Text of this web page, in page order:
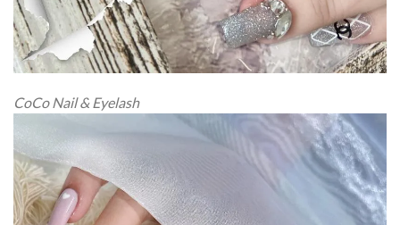
CoCo Nail & Eyelash